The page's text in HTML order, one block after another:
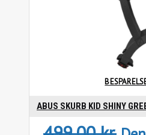
ABUS SKURB KID SHINY